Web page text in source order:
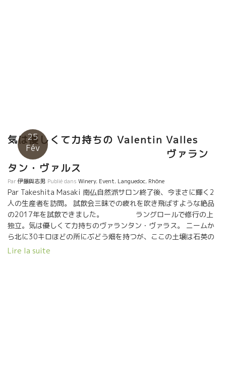
25
Fév
気は優しくて力持ちの Valentin Valles
ヴァラン
タン・ヴァルス
Par伊藤與志男 Publié dans Winery, Event, Languedoc, Rhône
Par Takeshita Masaki 南仏自然派サロン終了後、今まさに輝く2
人の生産者を訪問。 試飲会三昧での疲れを吹き飛ばすような絶品
の2017年を試飲できました。 ラングロールで修行の上
独立。気は優しくて力持ちのヴァランタン・ヴァラス。 ニームか
ら北に30キロほどの所にぶどう畑を持つが、ここの土壌は石英の
混ざる砂質土壌。 昔から、ラングドックの濃いワインの酸を与え
Lire la suite